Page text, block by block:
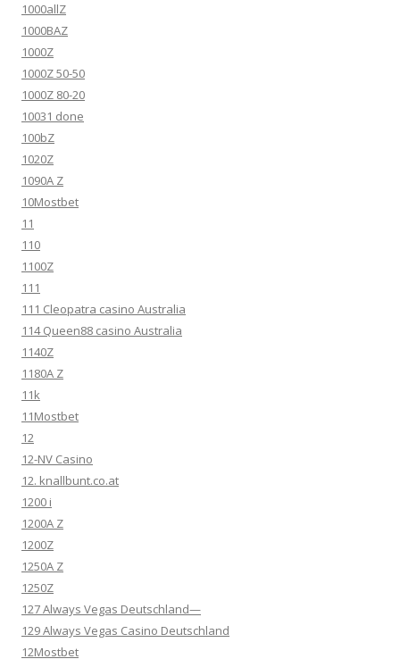
1000allZ
1000BAZ
1000Z
1000Z 50-50
1000Z 80-20
10031 done
100bZ
1020Z
1090A Z
10Mostbet
11
110
1100Z
111
111 Cleopatra casino Australia
114 Queen88 casino Australia
1140Z
1180A Z
11k
11Mostbet
12
12-NV Casino
12. knallbunt.co.at
1200 i
1200A Z
1200Z
1250A Z
1250Z
127 Always Vegas Deutschland—
129 Always Vegas Casino Deutschland
12Mostbet